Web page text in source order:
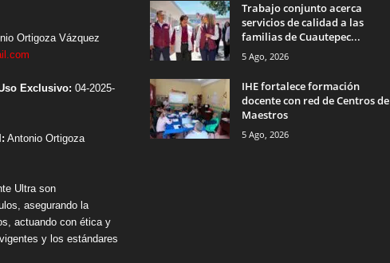
Ortigoza Vázquez
Exclusivo: 04-2025-
Antonio Ortigoza
Ultra son
asegurando la
actuando con ética y
y los estándares
Trabajo conjunto acerca
servicios de calidad a las
familias de Cuautepec...
5 Ago, 2026
IHE fortalece formación
docente con red de Centros de
Maestros
5 Ago, 2026